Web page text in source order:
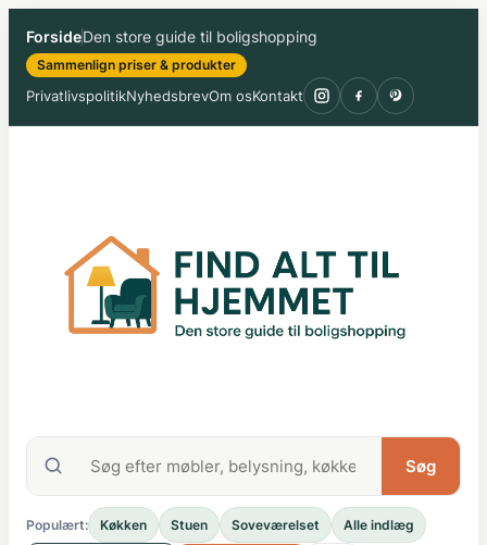
indhold
ForsideDen store guide til boligshopping
Sammenlign priser & produkter
PrivatlivspolitikNyhedsbrevOm osKontakt
Søg
Populært: Køkken Stuen Soveværelset Alle indlæg